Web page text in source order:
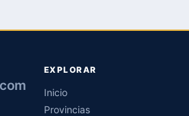
EXPLORAR
Inicio
Provincias